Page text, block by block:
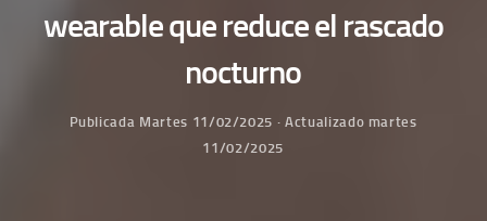
wearable que reduce el rascado
nocturno
Publicada Martes 11/02/2025 · Actualizado martes
11/02/2025